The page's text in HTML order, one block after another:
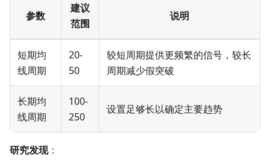
参数
建议
范围
说明
短期均
线周期
20-
50
较短周期提供更频繁的信号，较长
周期减少假突破
长期均
线周期
100-
250
设置足够长以确定主要趋势
研究发现：